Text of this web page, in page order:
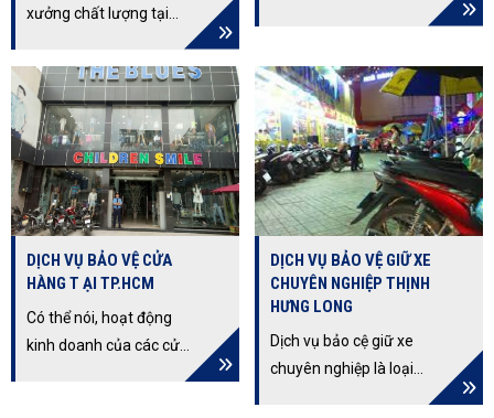
xưởng chất lượng tại
kinh nghiệm nhiều năm
trong lĩnh vực cung cấp
dịch vụ này. Chúng tôi có
nhiệm vụ đảm bảo an
toàn cho người lao động
và tài sản.
xung đột, va chạm, mất
cắp tài sản…Nắm bắt
được nhu cầu thiết yếu
này dich vụ bảo vệ Thịnh
Hưng Long đã triển khai
dịch vụ bảo vệ khách
sạn tại Tp.HCM. Với mục
tiêu bảo vệ an toàn tài
sản và con người là trên
DỊCH VỤ BẢO VỆ CỬA
HÀNG T ẠI TP.HCM
Có thể nói, hoạt động
kinh doanh của các cửa
hàng trên địa bàn thành
DỊCH VỤ BẢO VỆ GIỮ XE
CHUYÊN NGHIỆP THỊNH
HƯNG LONG
Dịch vụ bảo cệ giữ xe
chuyên nghiệp là loại